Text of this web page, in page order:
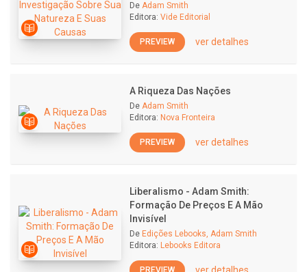
De Adam Smith
Editora: Vide Editorial
PREVIEW ver detalhes
A Riqueza Das Nações
De Adam Smith
Editora: Nova Fronteira
PREVIEW ver detalhes
Liberalismo - Adam Smith:
Formação De Preços E A Mão
Invisível
De Edições Lebooks, Adam Smith
Editora: Lebooks Editora
PREVIEW